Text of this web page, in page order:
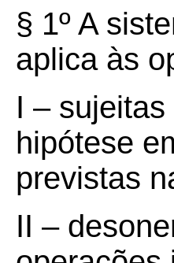
§ 1º A
aplica às
I –
hipótese
previstas
II –